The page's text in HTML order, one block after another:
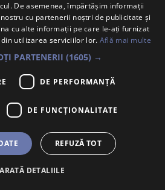
De asemenea, împărtășim informații
cu partenerii noștri de publicitate și
cu alte informații pe care le-ați furnizat
utilizarea serviciilor lor. Află mai multe
PARTENERII (1605) →
DE PERFORMANȚĂ
DE FUNCŢIONALITATE
REFUZĂ TOT
ARATĂ DETALIILE